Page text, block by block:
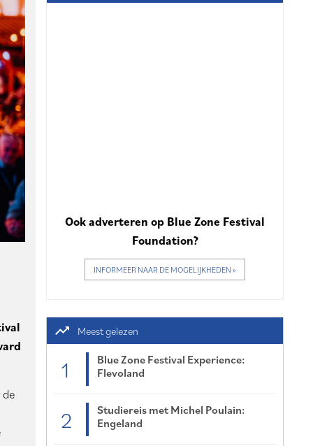
Ook adverteren op Blue Zone Festival
Foundation?
INFORMEER NAAR DE MOGELIJKHEDEN »
trending_up Meest gelezen
1
Blue Zone Festival Experience:
Flevoland
2
Studiereis met Michel Poulain:
Engeland